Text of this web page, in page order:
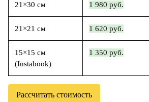
21×30 см 1 980 руб.
21×21 см 1 620 руб.
15×15 см
(Instabook)
1 350 руб.
Рассчитать стоимость